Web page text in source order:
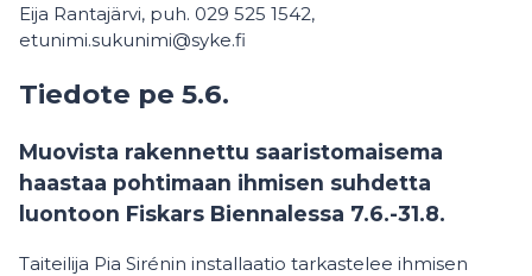
Eija Rantajärvi, puh. 029 525 1542,
etunimi.sukunimi@syke.fi
Tiedote pe 5.6.
Muovista rakennettu saaristomaisema
haastaa pohtimaan ihmisen suhdetta
luontoon Fiskars Biennalessa 7.6.-31.8.
Taiteilija Pia Sirénin installaatio tarkastelee ihmisen